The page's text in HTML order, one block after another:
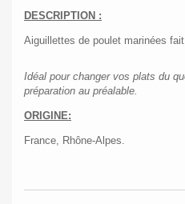
DESCRIPTION :
Aiguillettes de poulet marinées
Idéal pour changer vos plats du
préparation au préalable.
ORIGINE:
France, Rhône-Alpes.